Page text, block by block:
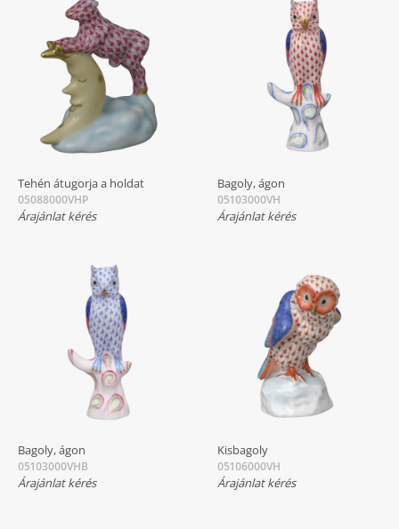
Tehén átugorja a holdat
05088000VHP
Árajánlat kérés
Bagoly, ágon
05103000VH
Árajánlat kérés
Bagoly, ágon
05103000VHB
Árajánlat kérés
Kisbagoly
05106000VH
Árajánlat kérés